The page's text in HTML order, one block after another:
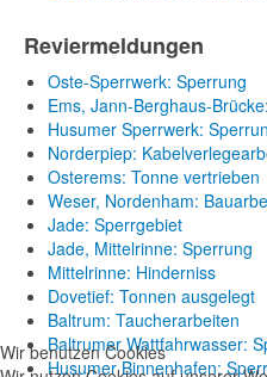
Reviermeldungen
Oste-Sperrwerk: Sperrung
Ems, Jann-Berghaus-
Husumer Sperrwerk:
Norderpiep:
Osterems: Tonne vertrieben
Weser, Nordenham:
Jade: Sperrgebiet
Jade, Mittelrinne: Sperrung
Mittelrinne: Hinderniss
Dovetief: Tonnen ausgelegt
Baltrum: Taucherarbeiten
Baltrumer Wattfahrwasser:
Husumer Binnenhafen:
Wir benutzen Cookies